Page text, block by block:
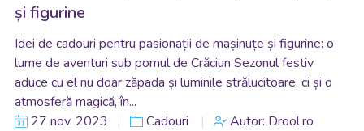
și figurine
Idei de cadouri pentru pasionații de mașinuțe și figurine: o
lume de aventuri sub pomul de Crăciun Sezonul festiv
aduce cu el nu doar zăpada și luminile strălucitoare, ci și o
atmosferă magică, în...
27 nov. 2023
Cadouri Autor: Drool.ro